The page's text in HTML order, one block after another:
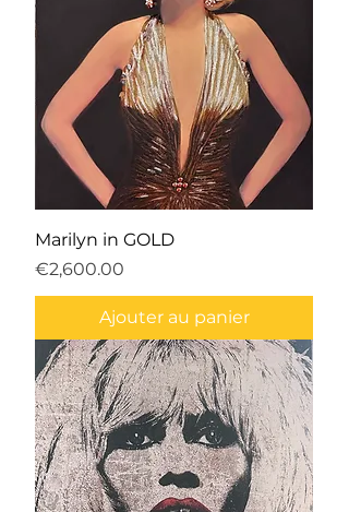
Marilyn in GOLD
Prix
€2,600.00
Ajouter au panier